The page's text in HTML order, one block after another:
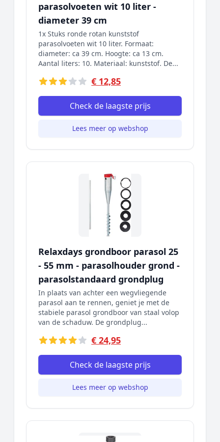
parasolvoeten wit 10 liter -
diameter 39 cm
1x Stuks ronde rotan kunststof
parasolvoeten wit 10 liter. Formaat:
diameter: ca 39 cm. Hoogte: ca 13 cm.
Aantal liters: 10. Materiaal: kunststof. De...
€ 12,85
Check de laagste prijs
Lees meer op webshop
Relaxdays grondboor parasol 25
- 55 mm - parasolhouder grond -
parasolstandaard grondplug
In plaats van achter een wegvliegende
parasol aan te rennen, geniet je met de
stabiele parasol grondboor van staal volop
van de schaduw. De grondplug...
€ 24,95
Check de laagste prijs
Lees meer op webshop